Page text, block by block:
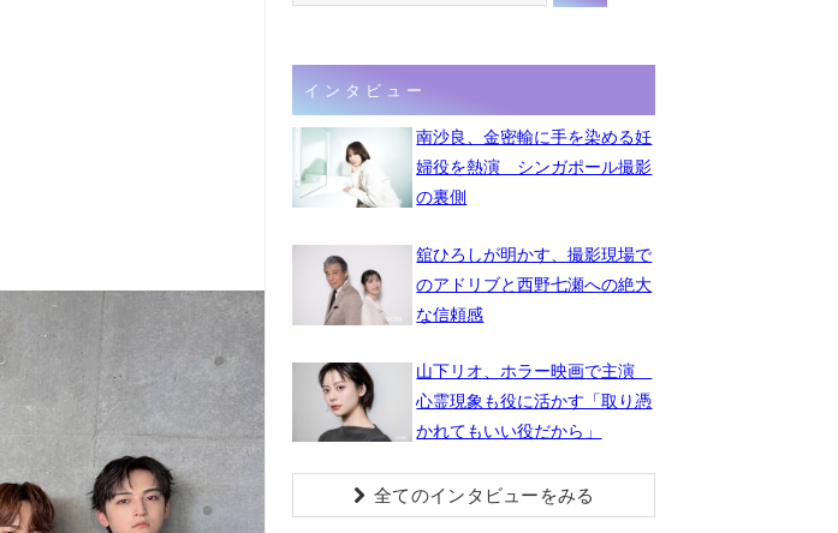
インタビュー
南沙良、金密輸に手を染める妊
婦役を熱演 シンガポール撮影
の裏側
舘ひろしが明かす、撮影現場で
のアドリブと西野七瀬への絶大
な信頼感
山下リオ、ホラー映画で主演
心霊現象も役に活かす「取り憑
かれてもいい役だから」
全てのインタビューをみる